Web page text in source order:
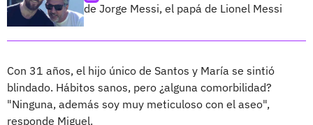
de Jorge Messi, el papá de Lionel Messi
Con 31 años, el hijo único de Santos y María se sintió
blindado. Hábitos sanos, pero ¿alguna comorbilidad?
"Ninguna, además soy muy meticuloso con el aseo",
responde Miguel.